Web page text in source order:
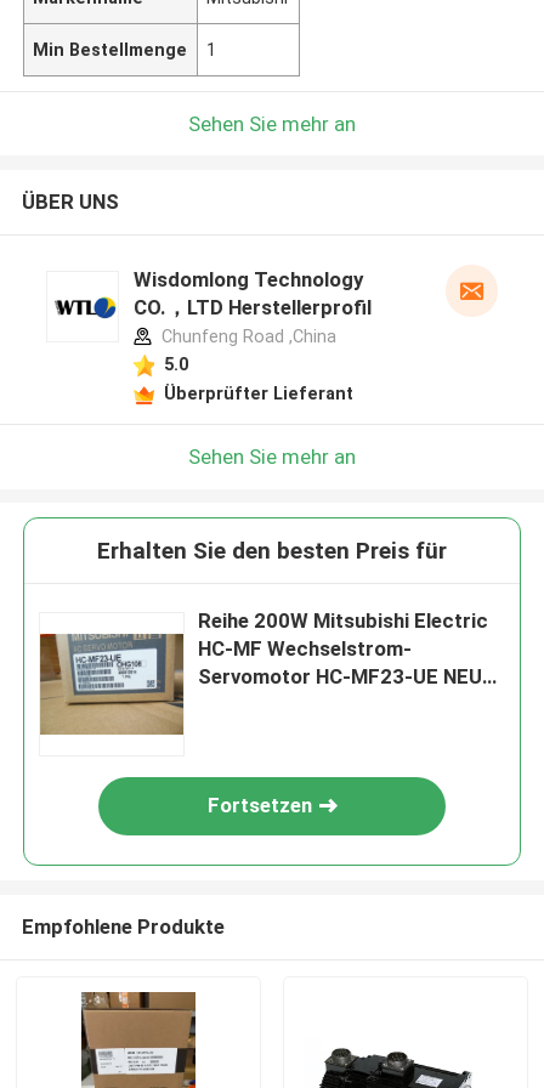
Min Bestellmenge 1
Sehen Sie mehr an
ÜBER UNS
Wisdomlong Technology
CO.，LTD Herstellerprofil
Chunfeng Road ,China
5.0
Überprüfter Lieferant
Sehen Sie mehr an
Erhalten Sie den besten Preis für
Reihe 200W Mitsubishi Electric
HC-MF Wechselstrom-
Servomotor HC-MF23-UE NEU
Fortsetzen
Empfohlene Produkte